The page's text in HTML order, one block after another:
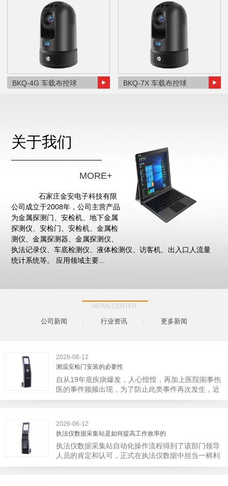
BKQ-4G 车载布控球 BKQ-7X 车载布控球
关于我们
MORE+
石家庄金安电子科技有限
公司成立于2008年，公司主营产品
为金属探测门、安检机、地下金属
探测仪、安检门、安检机、金属检
测仪、金属探测器、金属探测仪、
执法记录仪、车底检测仪、液体检测仪、访客机、出入口人流量
统计系统等。 应用领域主要...
NEWS CENTER
公司新闻 行业资讯 更多新闻
2026-06-12
测温安检门安装的必要性
自从19年底疾病爆发，人心惶惶，再加上医院闹事伤
医的事件频频出现，为了防止此类事件再次发生，近
日，广西南宁市卫建委发出通知，要求当地市属各三
大体只有两个，其一，安装安检门是否会激化矛盾。
其二，安装安检门可以防范于未然。1月6号当天，南
宁市第二医院刚试行安检的首日，检查出10多把各类
刀具和一把管制类刀具。近来伤医事件屡屡发生，安
装安检门可以缓解医生安全感不足的问题，同时安检
2026-06-12
执法仪数据采集站是如何提高工作效率的
执法仪数据采集站自动化操作流程得到了该部门领导
人员的肯定和认可，正式在执法仪数据中担当一柄利
剑。 执法仪数据采集站对于执法仪数据资料的管理